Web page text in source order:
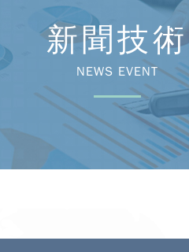
新聞技術
NEWS EVENT